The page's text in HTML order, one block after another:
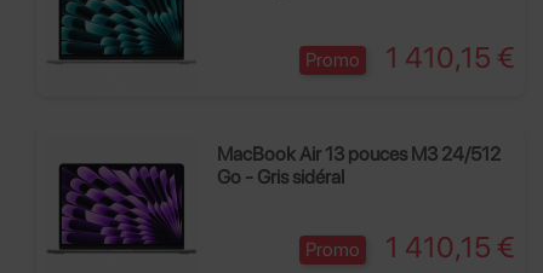
Promo Prix
1 410,15 €
MacBook Air 13 pouces M3 24/512
Go - Gris sidéral
Promo Prix
1 410,15 €